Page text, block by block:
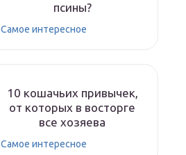
псины?
Самое интересное
10 кошачьих привычек,
от которых в восторге
все хозяева
Самое интересное